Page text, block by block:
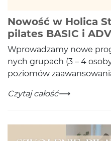
Nowość w Holica
pilates BASIC i
Wprowadzamy nowe
nych gru­pach (3 – 4
poziomów
Nowość w Holica Studio
-Czytaj całość